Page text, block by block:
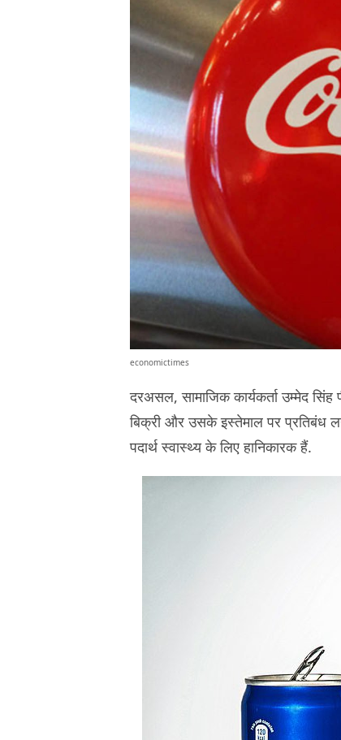
economictimes
दरअसल, सामाजिक कार्यकर्ता उम्मेद सिंह
बिक्री और उसके इस्तेमाल पर प्रतिबंध
पदार्थ स्वास्थ्य के लिए हानिकारक हैं.